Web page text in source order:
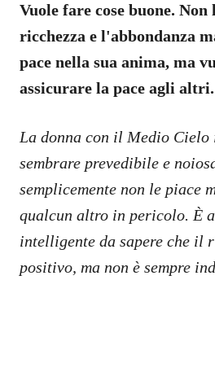
Vuole fare cose buone. Non
ricchezza e l'abbondanza
pace nella sua anima, ma
assicurare la pace agli altri.
La donna con il Medio Cielo
sembrare prevedibile e
semplicemente non le piace
qualcun altro in pericolo. È
intelligente da sapere che il
positivo, ma non è sempre